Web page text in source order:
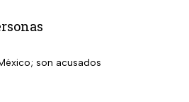
son acusados